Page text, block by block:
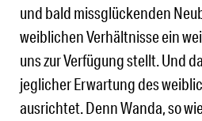
und bald missglückenden
weiblichen Verhältnisse ein
uns zur Verfügung stellt. Und
jeglicher Erwartung des
ausrichtet. Denn Wanda, so